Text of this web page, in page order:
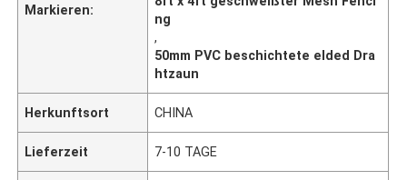
Markieren:
ng
,
50mm PVC beschichtete elded Dra
htzaun
Herkunftsort CHINA
Lieferzeit 7-10 TAGE